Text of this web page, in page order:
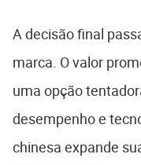
A decisão final
marca. O valor
uma opção
desempenho e
chinesa expande